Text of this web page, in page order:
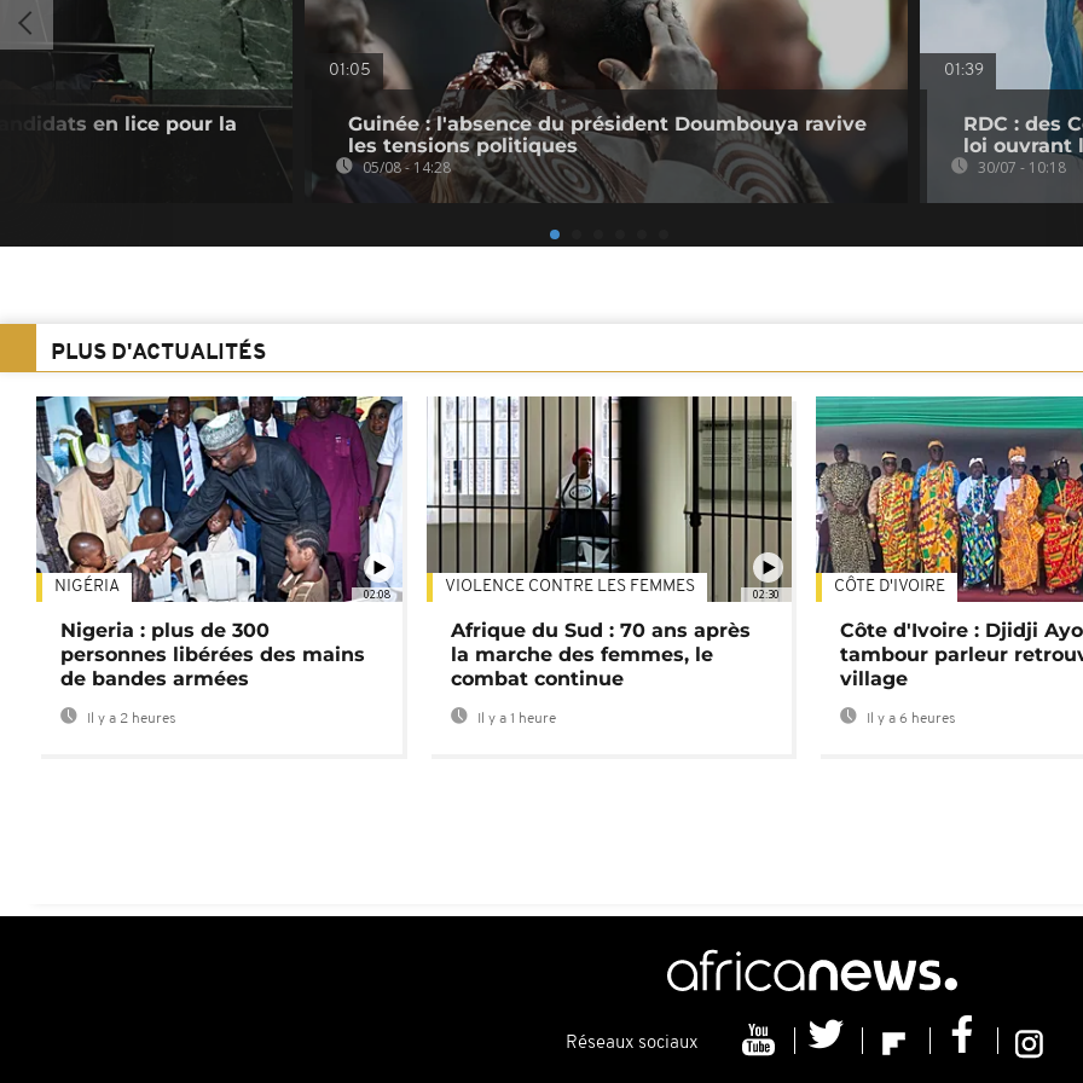
en lice pour la
01:05
Guinée : l'absence du président Doumbouya ravive
les tensions politiques
05/08 - 14:28
01:39
RDC : des
loi ouvrant
30/07 - 10:18
PLUS D'ACTUALITÉS
02:08
NIGÉRIA
Nigeria : plus de 300
personnes libérées des mains
de bandes armées
Il y a 2 heures
02:30
VIOLENCE CONTRE LES FEMMES
Afrique du Sud : 70 ans après
la marche des femmes, le
combat continue
Il y a 1 heure
CÔTE D'IVOIRE
Côte d'Ivoire : Djidji
tambour parleur
village
Il y a 6 heures
Réseaux sociaux